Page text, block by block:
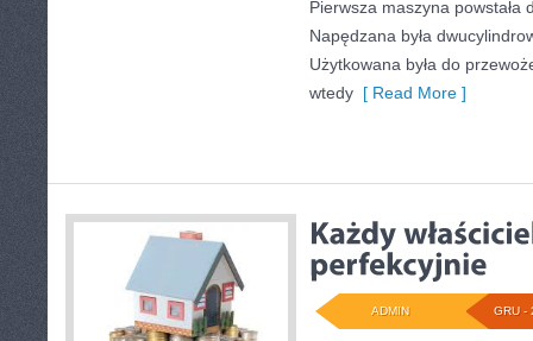
Pierwsza maszyna powstała
Napędzana była
Użytkowana była do
wtedy [ Read More ]
GRU -
ADMIN